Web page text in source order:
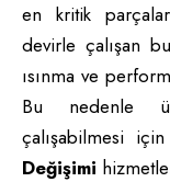
en kritik
devirle çalışan
ısınma ve
Bu nedenle
çalışabilmesi
Değişimi